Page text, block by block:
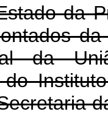
da
da
do